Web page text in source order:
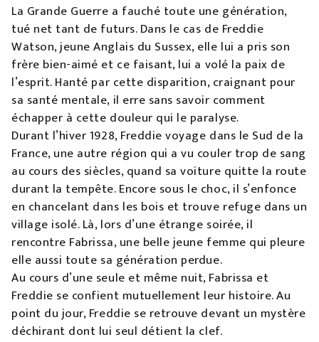
La Grande Guerre a fauché toute une génération,
tué net tant de futurs. Dans le cas de Freddie
Watson, jeune Anglais du Sussex, elle lui a pris son
frère bien-aimé et ce faisant, lui a volé la paix de
l’esprit. Hanté par cette disparition, craignant pour
sa santé mentale, il erre sans savoir comment
échapper à cette douleur qui le paralyse.
Durant l’hiver 1928, Freddie voyage dans le Sud de la
France, une autre région qui a vu couler trop de sang
au cours des siècles, quand sa voiture quitte la route
durant la tempête. Encore sous le choc, il s’enfonce
en chancelant dans les bois et trouve refuge dans un
village isolé. Là, lors d’une étrange soirée, il
rencontre Fabrissa, une belle jeune femme qui pleure
elle aussi toute sa génération perdue.
Au cours d’une seule et même nuit, Fabrissa et
Freddie se confient mutuellement leur histoire. Au
point du jour, Freddie se retrouve devant un mystère
déchirant dont lui seul détient la clef.